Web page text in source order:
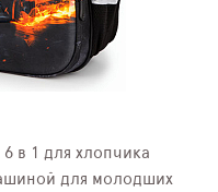
в 1 для хлопчика
для молодших